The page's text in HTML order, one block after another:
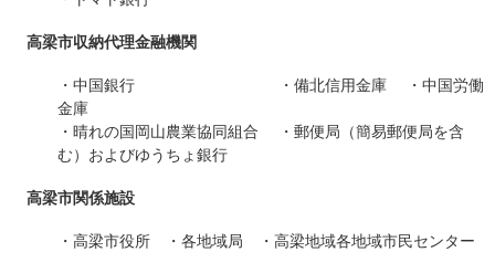
高梁市収納代理金融機関
・中国銀行 ・備北信用金庫 ・中国労働
金庫
・晴れの国岡山農業協同組合 ・郵便局（簡易郵便局を含
む）およびゆうちょ銀行
高梁市関係施設
・高梁市役所 ・各地域局 ・高梁地域各地域市民センター